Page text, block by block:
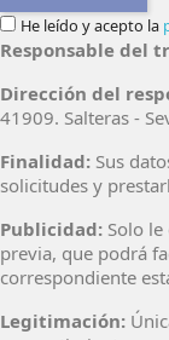
He leído y acepto la
Responsable del
Dirección del
41909. Salteras -
Finalidad: Sus
solicitudes y
Publicidad: Solo
previa, que podrá
correspondiente
Legitimación: